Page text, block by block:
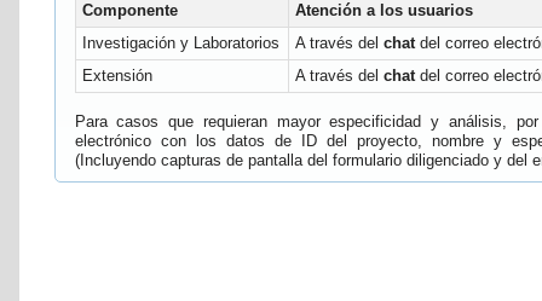
Componente
Atención a los usuarios
Investigación y Laboratorios
A través del chatdel correo
Extensión
A través del chatdel correo
Para casos que requieran mayor especificidad y análisis,
electrónico con los datos de ID del proyecto, nombre y
(Incluyendo capturas de pantalla del formulario diligenciado y del